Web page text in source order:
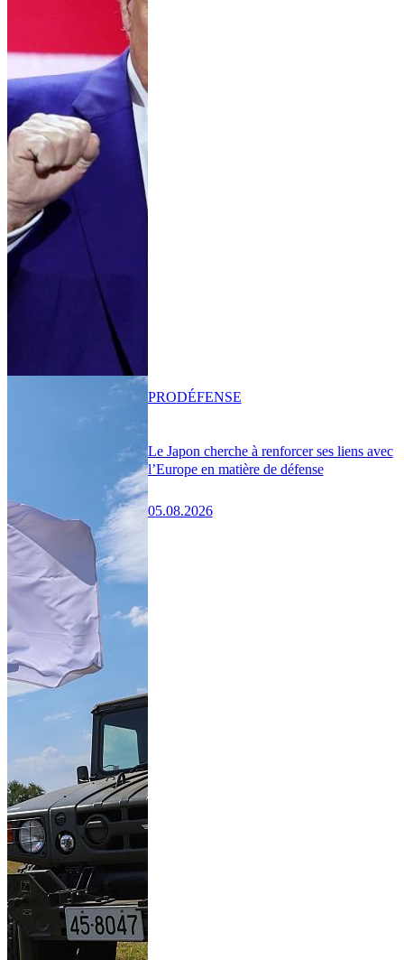
Le Japon cherche à renforcer ses liens avec
l’Europe en matière de défense
05.08.2026
PRODÉFENSE